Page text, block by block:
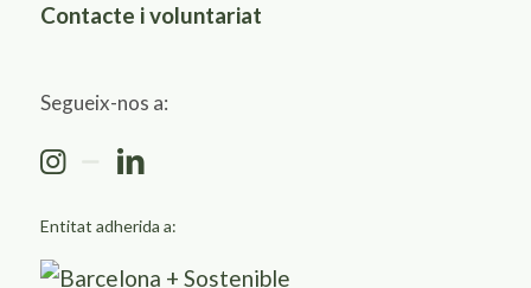
Contacte i voluntariat
Segueix-nos a:
Entitat adherida a: